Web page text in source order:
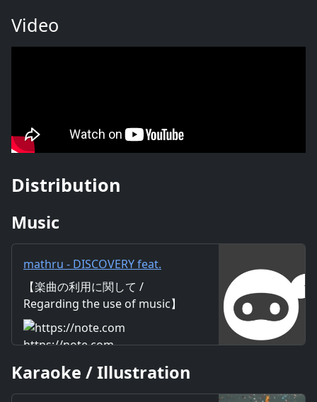
Video
Distribution
Music
mathru - DISCOVERY feat.
GUMI - DISCOVERY feat. GUMI
｜mathru
【楽曲の利用に関して /
Regarding the use of music】
https://mathru.net/terms/musi
c 【歌詞 / Lyrics】 Lyrics：
Arrange：mathru Sing：GUMI
https://note.com
Karaoke / Illustration